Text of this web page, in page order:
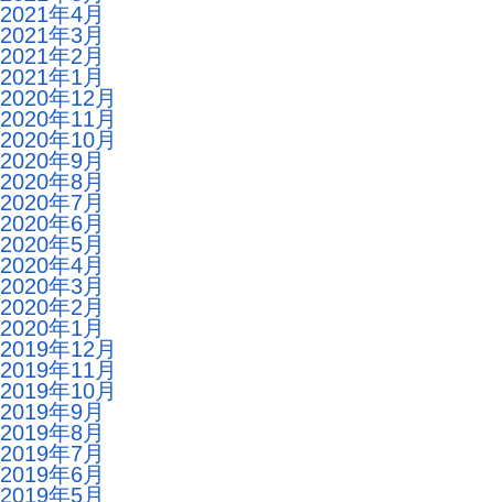
2021年4月
2021年3月
2021年2月
2021年1月
2020年12月
2020年11月
2020年10月
2020年9月
2020年8月
2020年7月
2020年6月
2020年5月
2020年4月
2020年3月
2020年2月
2020年1月
2019年12月
2019年11月
2019年10月
2019年9月
2019年8月
2019年7月
2019年6月
2019年5月